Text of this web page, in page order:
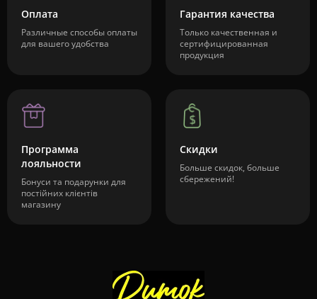
Оплата
Различные способы оплаты
для вашего удобства
Гарантия качества
Только качественная и
сертифицированная
продукция
Программа
лояльности
Бонуси та подарунки для
постійних клієнтів
магазину
Скидки
Больше скидок, больше
сбережений!